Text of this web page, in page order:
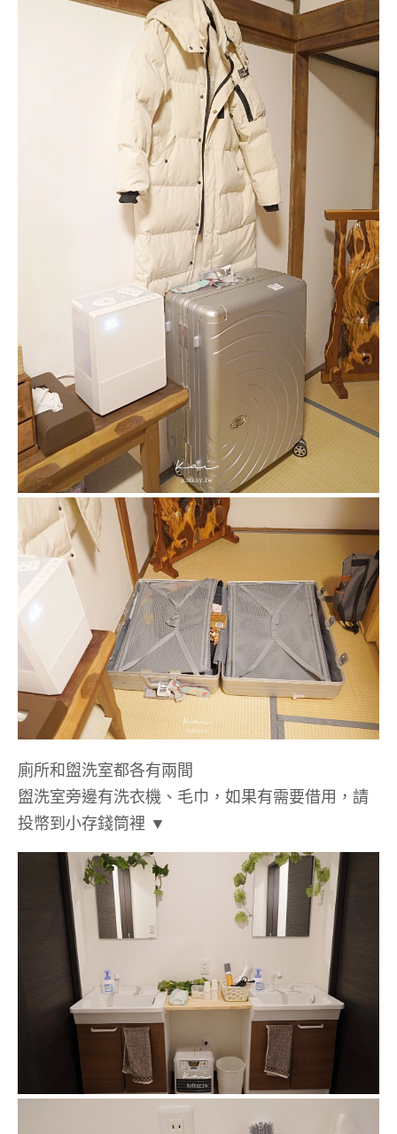
廁所和盥洗室都各有兩間
盥洗室旁邊有洗衣機、毛巾，如果有需要借用，請
投幣到小存錢筒裡 ▼